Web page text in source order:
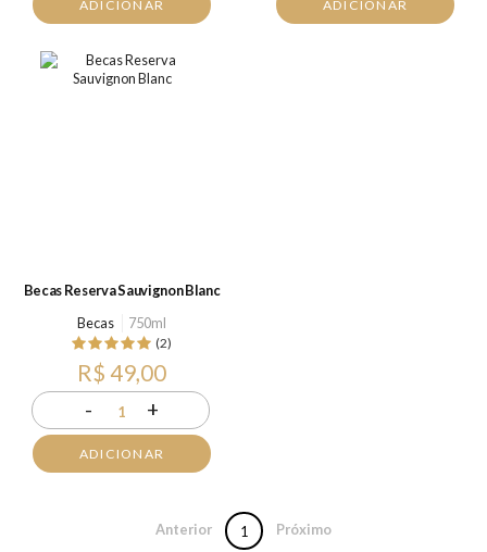
ADICIONAR ADICIONAR
Becas Reserva Sauvignon Blanc
Becas
750ml
(2)
R$ 49,00
- 1 +
ADICIONAR
Anterior 1 Próximo